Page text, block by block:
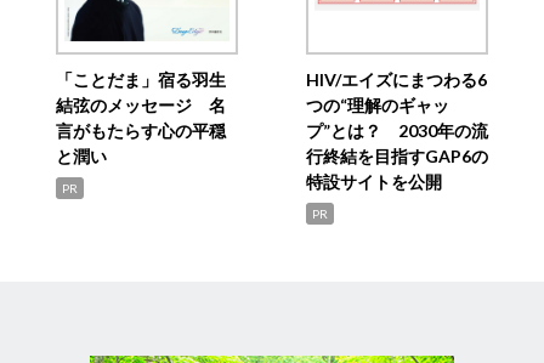
「ことだま」宿る羽生
結弦のメッセージ 名
言がもたらす心の平穏
と潤い
PR
HIV/エイズにまつわる6
つの“理解のギャッ
プ”とは？ 2030年の流
行終結を目指すGAP6の
特設サイトを公開
PR